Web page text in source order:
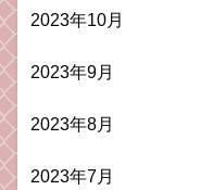
2023年10月
2023年9月
2023年8月
2023年7月